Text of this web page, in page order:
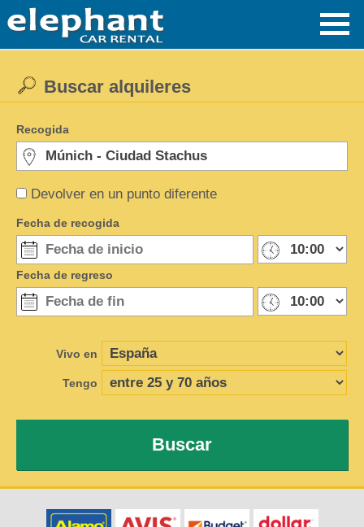
Devolver en un punto diferente
Buscar alquileres
Recogida
Fecha de recogida
Fecha de regreso
Vivo en
Tengo
Buscar